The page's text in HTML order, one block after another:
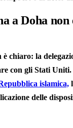
a Doha non
è chiaro: la
con gli Stati Uniti.
islamica,
delle